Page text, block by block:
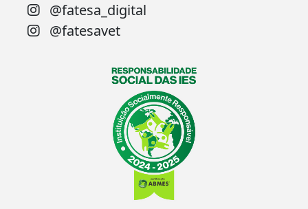
@fatesa_digital
@fatesavet